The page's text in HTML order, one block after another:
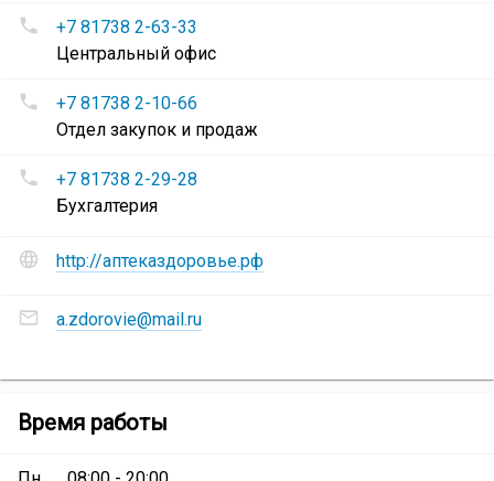
Номера
телефонов
«Здоровье»:
+7 81738 2-63-33
Центральный офис
+7 81738 2-10-66
Отдел закупок и продаж
+7 81738 2-29-28
Бухгалтерия
Сайт
и
сети
http://аптеказдоровье.рф
Адреса
электронной
Сеть
«Здоровье»:
a.zdorovie@mail.ru
Время работы